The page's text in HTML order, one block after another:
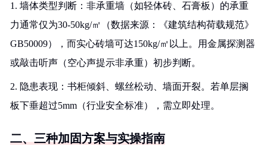
1. 墙体类型判断：非承重墙（如轻体砖、石膏板）的承重
力通常仅为30-50kg/㎡（数据来源：《建筑结构荷载规范》
GB50009），而实心砖墙可达150kg/㎡以上。用金属探测器
或敲击听声（空心声提示非承重）初步判断。
2. 隐患表现：书柜倾斜、螺丝松动、墙面开裂。若单层搁
板下垂超过5mm（行业安全标准），需立即处理。
二、三种加固方案与实操指南